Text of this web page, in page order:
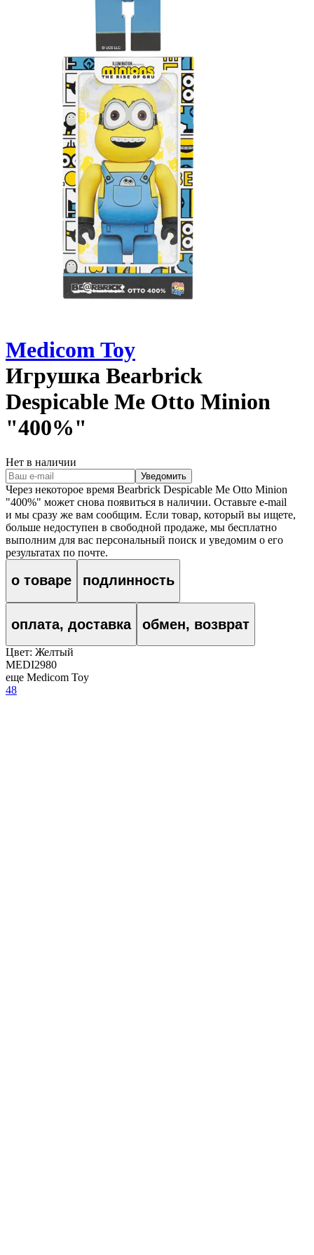
Medicom Toy
Игрушка Bearbrick
Despicable Me Otto Minion
"400%"
Нет в наличии
Уведомить
Через некоторое время Bearbrick Despicable Me Otto Minion
"400%" может снова появиться в наличии. Оставьте e‑mail
и мы сразу же вам сообщим. Если товар, который вы ищете,
больше недоступен в свободной продаже, мы бесплатно
выполним для вас персональный поиск и уведомим о его
результатах по почте.
о товаре подлинность
оплата, доставка обмен, возврат
Цвет: Желтый
MEDI2980
еще Medicom Toy
48